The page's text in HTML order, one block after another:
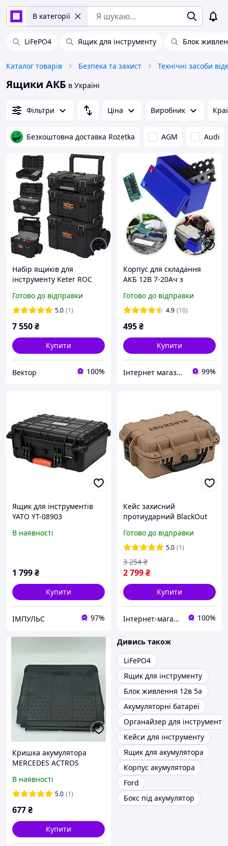
В категорії
LiFePO4 Ящик для інструменту Блок
Каталог товарів Безпека та захист
Ящики АКБ в Україні
Фільтри Ціна Виробник
Безкоштовна доставка Rozetka AGM Audi
Набір ящиків для
інструменту Keter ROC
Готово до відправки
5.0 (1)
7 550₴
Купити
Вектор 100%
Корпус для складання
АКБ 12В 7-20Ач з
18650 3S 40А, 107758
Готово до відправки
4.9 (10)
495₴
Купити
Інтернет магазин "Горячий Стиль" 99%
Ящик для інструментів
YATO YT-08903
В наявності
1 799₴
Купити
ІМПУЛЬС 97%
Кейс захисний
протиударний BlackOut
Готово до відправки
5.0 (1)
2 799₴
3 254 ₴
Купити
Інтернет-магазин funshop 100%
Кришка акумулятора
MERCEDES ACTROS
В наявності
5.0 (1)
677₴
Купити
Дивись також
LiFePO4
Ящик для інструменту
Блок живлення 12в 5а
Акумуляторні батареї
Органайзер для інструменту
Кейси для інструменту
Ящик для акумулятора
Корпус акумулятора
Ford
Бокс під акумулятор